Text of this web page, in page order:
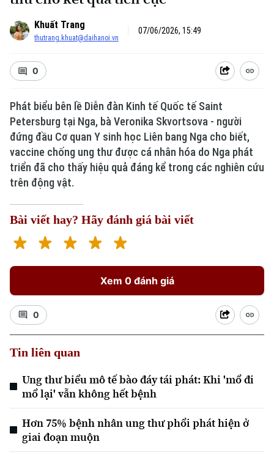
Xu hướng
Khuất Trang
thutrang.khuat@daihanoi.vn
07/06/2026, 15:49
0
Phát biểu bên lề Diễn đàn Kinh tế Quốc tế Saint
Petersburg tại Nga, bà Veronika Skvortsova - người
đứng đầu Cơ quan Y sinh học Liên bang Nga cho biết,
vaccine chống ung thư được cá nhân hóa do Nga phát
triển đã cho thấy hiệu quả đáng kể trong các nghiên cứu
trên động vật.
Bài viết hay? Hãy đánh giá bài viết
Xem 0 đánh giá
0
Tin liên quan
Ung thư biểu mô tế bào đáy tái phát: Khi 'mổ đi
mổ lại' vẫn không hết bệnh
Hơn 75% bệnh nhân ung thư phổi phát hiện ở
giai đoạn muộn